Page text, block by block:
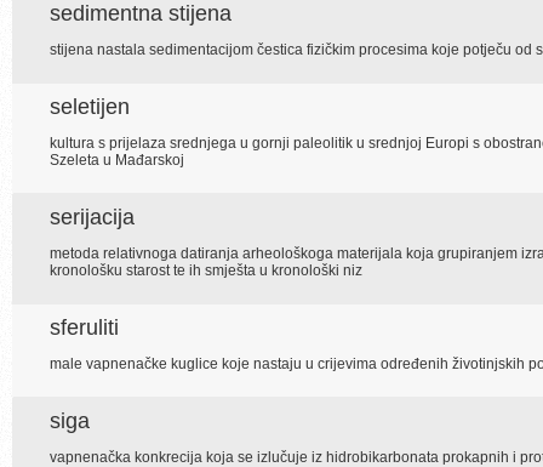
sedimentna stijena
stijena nastala sedimentacijom čestica fizičkim procesima koje potječu
seletijen
kultura s prijelaza srednjega u gornji paleolitik u srednjoj Europi s
Szeleta u Mađarskoj
serijacija
metoda relativnoga datiranja arheološkoga materijala koja grupiranjem
kronološku starost te ih smješta u kronološki niz
sferuliti
male vapnenačke kuglice koje nastaju u crijevima određenih životinjskih
siga
vapnenačka konkrecija koja se izlučuje iz hidrobikarbonata prokapnih i